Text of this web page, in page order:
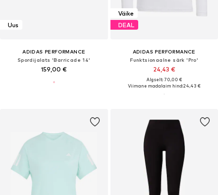
Uus
ADIDAS PERFORMANCE
Spordijalats 'Barricade 14'
159,00 €
Väike
DEAL
ADIDAS PERFORMANCE
Funktsionaalne särk 'Pro'
24,43 €
Algselt: 70,00 €
Viimane madalaim hind:24,43 €